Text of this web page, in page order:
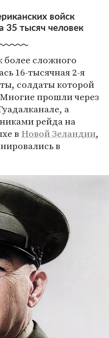
войск
35 тысяч человек
более сложного
16-тысячная 2-я
солдаты которой
прошли через
а
рейда на
в Новой Зеландии,
в